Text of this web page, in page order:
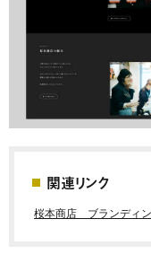
関連リンク
桜本商店 ブランディン